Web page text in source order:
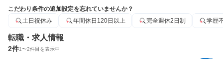
こだわり条件の追加設定を忘れていませんか？
土日祝休み
年間休日120日以上 完全週休2日制 学歴
転職・求人情報
2件1〜2件目を表示中